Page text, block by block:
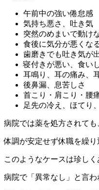
午前中の強い倦怠感
気持ち悪さ、吐き気
突然のめまいで動け
食後に気分が悪くな
歯磨きでも吐き気が
寝付きが悪い、食い
耳鳴り、耳の痛み、
後鼻漏、息苦しさ
首こり・肩こり・腰
足先の冷え、ほてり
病院では薬を処方されても
体調が安定せず休職を繰
このようなケースは珍しく
病院で「異常なし」と言